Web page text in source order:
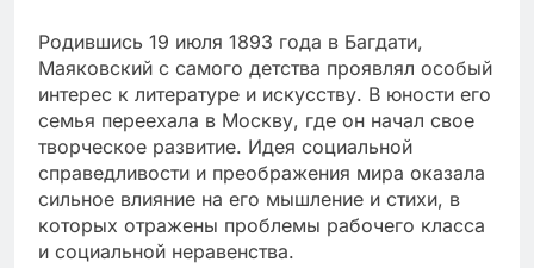
Родившись 19 июля 1893 года в Багдати,
Маяковский с самого детства проявлял особый
интерес к литературе и искусству. В юности его
семья переехала в Москву, где он начал свое
творческое развитие. Идея социальной
справедливости и преображения мира оказала
сильное влияние на его мышление и стихи, в
которых отражены проблемы рабочего класса
и социальной неравенства.